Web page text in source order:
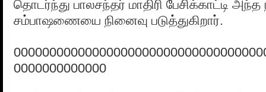
தொடர்ந்து பாலசந்தர் மாதிரி பேசிக்காட்டி
சம்பாஷணையை நினைவு படுத்துகிறார்.
0000000000000